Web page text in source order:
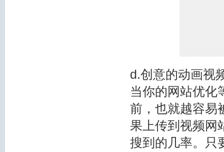
d.创意的动画视
当你的网站优化
前，也就越容易
果上传到视频网
搜到的几率。只